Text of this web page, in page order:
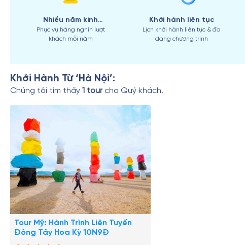
Nhiều năm kinh
nghiệm
Phục vụ hàng nghìn lượt
khách mỗi năm
Khởi hành liên tục
Lịch khởi hành liên tục & đa
dạng chương trình
Khởi Hành Từ ‘Hà Nội’:
Chúng tôi tìm thấy 1 tourcho Quý khách.
Tour Mỹ: Hành Trình Liên Tuyến
Đông Tây Hoa Kỳ 10N9Đ